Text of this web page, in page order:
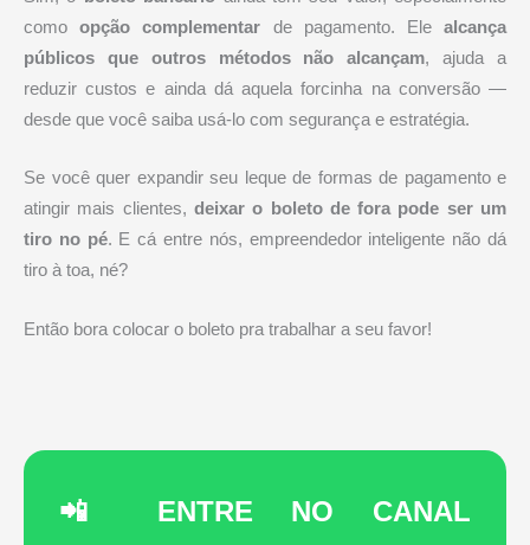
comoopção complementar de pagamento. Elealcança
públicos que outros métodos não alcançam, ajuda a
reduzir custos e ainda dá aquela forcinha na conversão —
desde que você saiba usá-lo com segurança e estratégia.
Se você quer expandir seu leque de formas de pagamento e
atingir mais clientes, deixar o boleto de fora pode ser um
tiro no pé. E cá entre nós, empreendedor inteligente não dá
tiro à toa, né?
Então bora colocar o boleto pra trabalhar a seu favor!
📲 ENTRE NO CANAL